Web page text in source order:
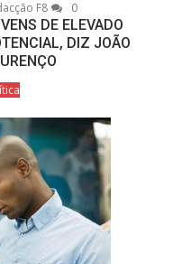
F8 0
DE ELEVADO
DIZ JOÃO